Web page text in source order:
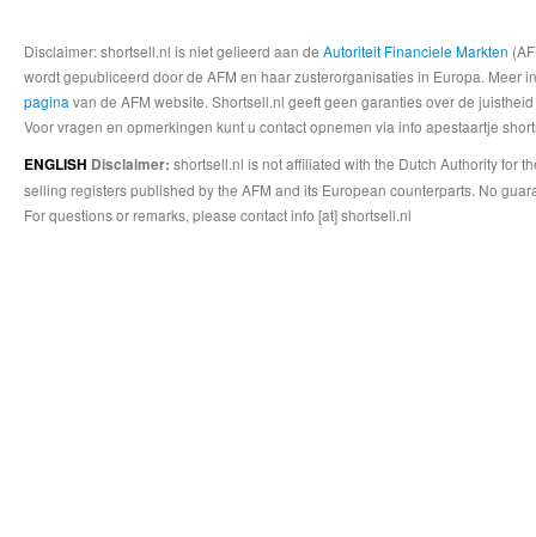
Disclaimer: shortsell.nl is niet gelieerd aan de Autoriteit Financiele Markten
wordt gepubliceerd door de AFM en haar zusterorganisaties in Europa.
pagina van de AFM website. Shortsell.nl geeft geen garanties over de
Voor vragen en opmerkingen kunt u contact opnemen via info apestaartje
ENGLISH Disclaimer: shortsell.nl is not affiliated with the Dutch Authority for
selling registers published by the AFM and its European counterparts. No
For questions or remarks, please contact info [at] shortsell.nl